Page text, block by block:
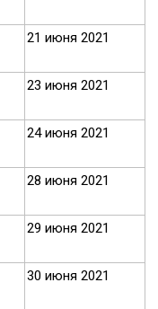
21 июня 2021
23 июня 2021
24 июня 2021
28 июня 2021
29 июня 2021
30 июня 2021